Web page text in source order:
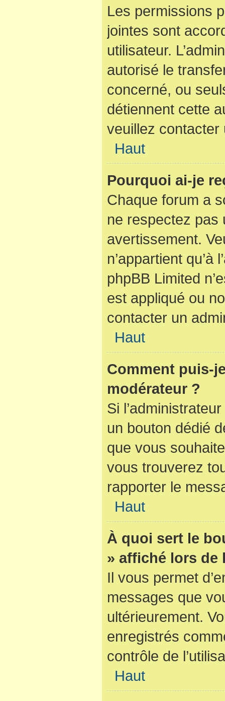
Les permissions
jointes sont
utilisateur.
autorisé le
concerné, ou
détiennent cette
veuillez contacter
Haut
Pourquoi ai-je
Chaque forum a
ne respectez pas
avertissement.
n’appartient
phpBB Limited
est appliqué ou
contacter un
Haut
Comment puis-
modérateur ?
Si
un bouton dédié
que vous
vous trouverez
rapporter le
Haut
À quoi sert le
» affiché lors de
Il vous permet
messages que
ultérieurement.
enregistrés
contrôle de
Haut